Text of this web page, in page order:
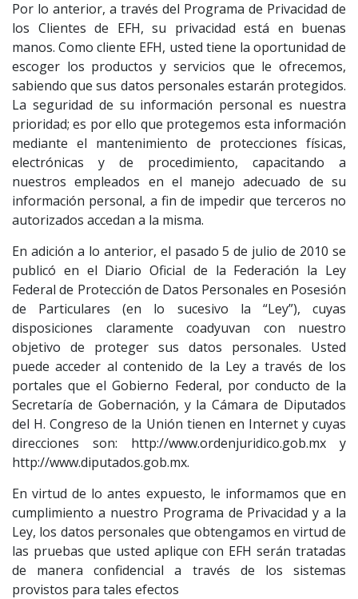
Por lo anterior, a través del Programa de Privacidad de
los Clientes de EFH, su privacidad está en buenas
manos. Como cliente EFH, usted tiene la oportunidad de
escoger los productos y servicios que le ofrecemos,
sabiendo que sus datos personales estarán protegidos.
La seguridad de su información personal es nuestra
prioridad; es por ello que protegemos esta información
mediante el mantenimiento de protecciones físicas,
electrónicas y de procedimiento, capacitando a
nuestros empleados en el manejo adecuado de su
información personal, a fin de impedir que terceros no
autorizados accedan a la misma.
En adición a lo anterior, el pasado 5 de julio de 2010 se
publicó en el Diario Oficial de la Federación la Ley
Federal de Protección de Datos Personales en Posesión
de Particulares (en lo sucesivo la “Ley”), cuyas
disposiciones claramente coadyuvan con nuestro
objetivo de proteger sus datos personales. Usted
puede acceder al contenido de la Ley a través de los
portales que el Gobierno Federal, por conducto de la
Secretaría de Gobernación, y la Cámara de Diputados
del H. Congreso de la Unión tienen en Internet y cuyas
direcciones son: http://www.ordenjuridico.gob.mx y
http://www.diputados.gob.mx.
En virtud de lo antes expuesto, le informamos que en
cumplimiento a nuestro Programa de Privacidad y a la
Ley, los datos personales que obtengamos en virtud de
las pruebas que usted aplique con EFH serán tratadas
de manera confidencial a través de los sistemas
provistos para tales efectos